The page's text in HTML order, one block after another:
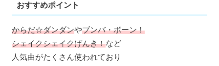
おすすめポイント
からだ☆ダンダンやブンバ・ボーン！
シェイクシェイクげんき！など
人気曲がたくさん使われており